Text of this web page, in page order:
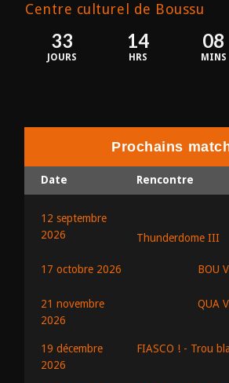
Centre culturel de Boussu
33
JOURS
14
HRS
08
MINS
Prochains
Date Rencontre
12 septembre
2026
Thunderdome III
17 octobre 2026 BOU
21 novembre
2026
QUA
19 décembre
2026
FIASCO ! - Trou